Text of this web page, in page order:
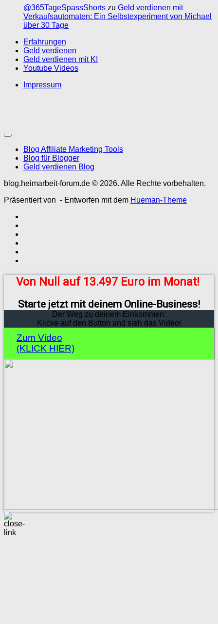
@365TageSpassShorts zu Geld verdienen mit
Verkaufsautomaten: Ein Selbstexperiment von Michael
über 30 Tage
Erfahrungen
Geld verdienen
Geld verdienen mit KI
Youtube Videos
Impressum
Blog Affiliate Marketing Tools
Blog für Blogger
Geld verdienen Blog
blog.heimarbeit-forum.de © 2026. Alle Rechte vorbehalten.
Präsentiert von - Entworfen mit dem Hueman-Theme
Von Null auf 13.497 Euro im Monat!
Starte jetzt mit deinem Online-Business!
Der Weg zu deinem Einkommen:
Klicke auf den Button und sieh das Video!
Zum Video
(KLICK HIER)